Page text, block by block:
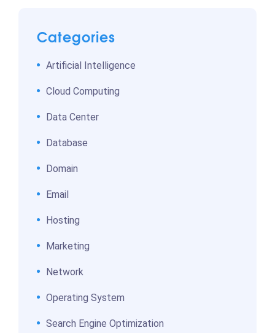
Categories
Artificial Intelligence
Cloud Computing
Data Center
Database
Domain
Email
Hosting
Marketing
Network
Operating System
Search Engine Optimization